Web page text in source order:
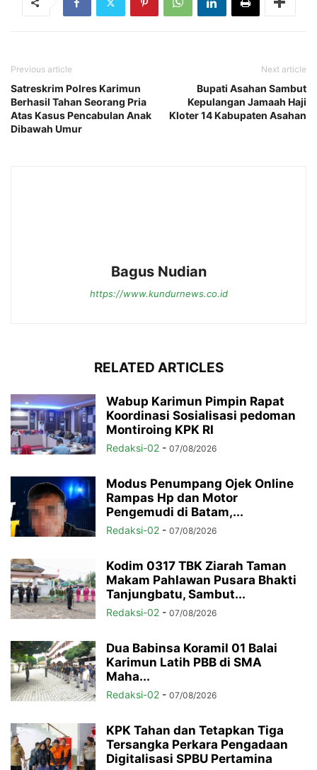
Previous article
Satreskrim Polres Karimun
Berhasil Tahan Seorang Pria
Atas Kasus Pencabulan Anak
Dibawah Umur
Next article
Bupati Asahan Sambut
Kepulangan Jamaah Haji
Kloter 14 Kabupaten Asahan
Bagus Nudian
https://www.kundurnews.co.id
RELATED ARTICLES
Wabup Karimun Pimpin Rapat
Koordinasi Sosialisasi pedoman
Montiroing KPK RI
Redaksi-02 - 07/08/2026
Modus Penumpang Ojek Online
Rampas Hp dan Motor
Pengemudi di Batam,...
Redaksi-02 - 07/08/2026
Kodim 0317 TBK Ziarah Taman
Makam Pahlawan Pusara Bhakti
Tanjungbatu, Sambut...
Redaksi-02 - 07/08/2026
Dua Babinsa Koramil 01 Balai
Karimun Latih PBB di SMA
Maha...
Redaksi-02 - 07/08/2026
KPK Tahan dan Tetapkan Tiga
Tersangka Perkara Pengadaan
Digitalisasi SPBU Pertamina